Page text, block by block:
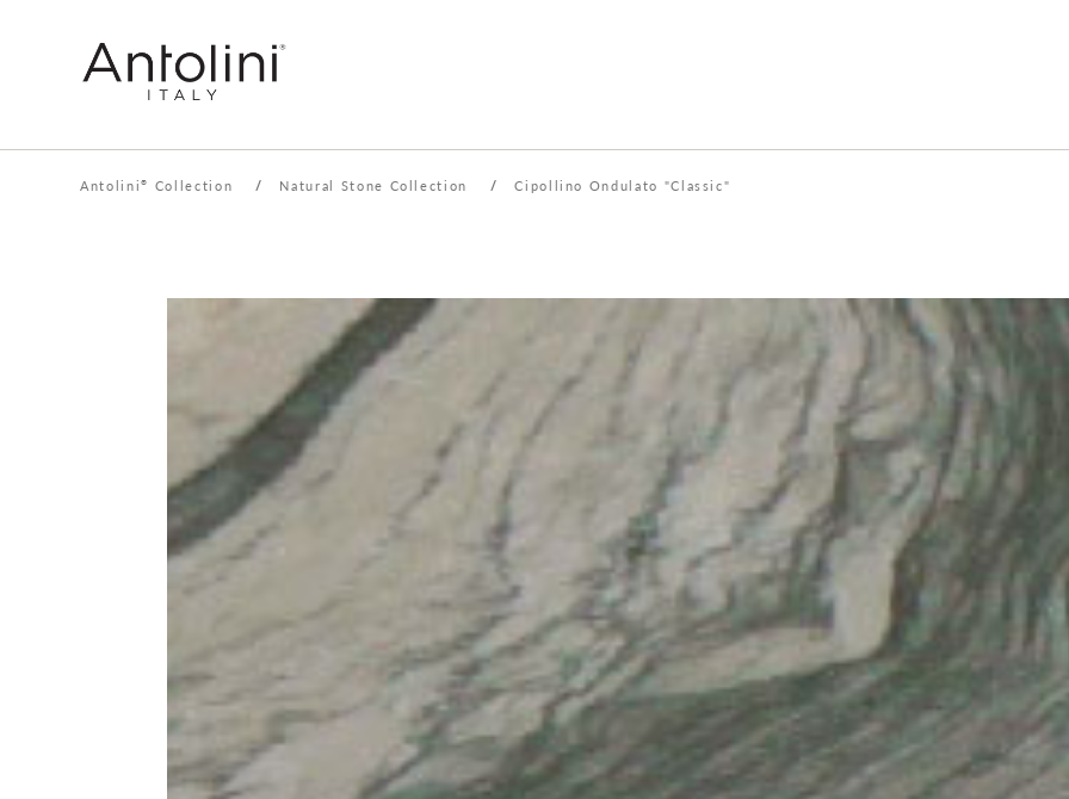
Antolini® Collection / Natural Stone Collection / Cipollino Ondulato "Classic"